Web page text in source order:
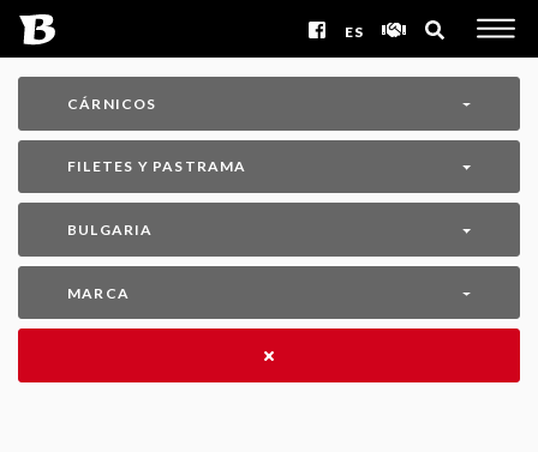
ES
CÁRNICOS
FILETES Y PASTRAMA
BULGARIA
MARCA